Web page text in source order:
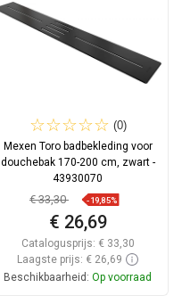
Vergelijk
(0)
Mexen Toro badbekleding voor
douchebak 170-200 cm, zwart -
43930070
€ 33,30 -19,85%
€ 26,69
Catalogusprijs: € 33,30
Laagste prijs: € 26,69
Beschikbaarheid: Op voorraad